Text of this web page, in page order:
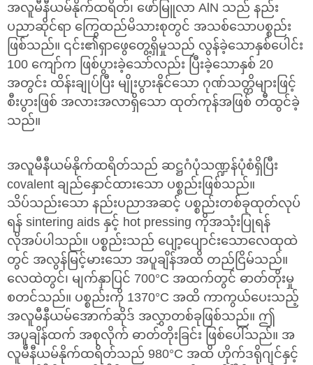
အလူမီနီယမ်နိုက်ထရိတ်၊ ဖော်မြူလာ AlN သည် နည်း
ပညာဆိုင်ရာ ကြွေထည်မိသားစုတွင် အသစ်သောပစ္စည်း
ဖြစ်သည်။ ၎င်း၏ရှာဖွေတွေ့ရှိမှုသည် လွန်ခဲ့သောနှစ်ပေါင်း
100 ကျော်က ဖြစ်ပွားခဲ့သော်လည်း ပြီးခဲ့သောနှစ် 20
အတွင်း ထိန်းချုပ်ပြီး မျိုးပွားနိုင်သော ဂုဏ်သတ္တိများဖြင့်
စီးပွားဖြစ် အလားအလာရှိသော ထုတ်ကုန်အဖြစ် တီထွင်ခဲ့
သည်။
အလူမီနီယမ်နိုက်ထရိတ်သည် ဆဋ္ဌဂံပုံသဏ္ဍန်ပုံစံရှိပြီး
covalent ချည်နှောင်ထားသော ပစ္စည်းဖြစ်သည်။
သိပ်သည်းသော နည်းပညာအဆင့် ပစ္စည်းတစ်ခုထုတ်လုပ်
ရန် sintering aids နှင့် hot pressing ကိုအသုံးပြုရန်
လိုအပ်ပါသည်။ ပစ္စည်းသည် ပျော့ပျောင်းသောလေထုထဲ
တွင် အလွန်မြင့်မားသော အပူချိန်အထိ တည်ငြိမ်သည်။
လေထဲတွင်၊ မျက်နှာပြင် 700°C အထက်တွင် ဓာတ်တိုးမှု
စတင်သည်။ ပစ္စည်းကို 1370°C အထိ ကာကွယ်ပေးသည့်
အလူမီနီယမ်အောက်ဆိုဒ် အလွှာတစ်ခုဖြစ်သည်။ ဤ
အပူချိန်ထက် အစုလိုက် ဓာတ်တိုးခြင်း ဖြစ်ပေါ်သည်။ အ
လူမီနီယမ်နိုက်ထရိတ်သည် 980°C အထိ ဟိုက်ဒရိုဂျင်နှင့်